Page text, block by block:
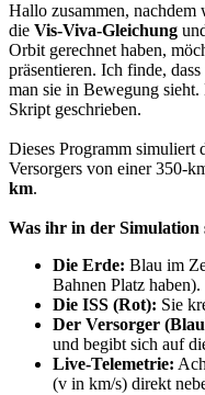
Hallo zusammen,
die Vis-Viva-Gleichung
Orbit gerechnet haben,
präsentieren. Ich finde,
man sie in Bewegung
Skript geschrieben.
Dieses Programm simuliert
Versorgers von einer 350-
km.
Was ihr in der Simulation
Die Erde: Blau im
Bahnen Platz haben).
Die ISS (Rot): Sie
Der Versorger
und begibt sich auf
Live-Telemetrie:
(v in km/s) direkt